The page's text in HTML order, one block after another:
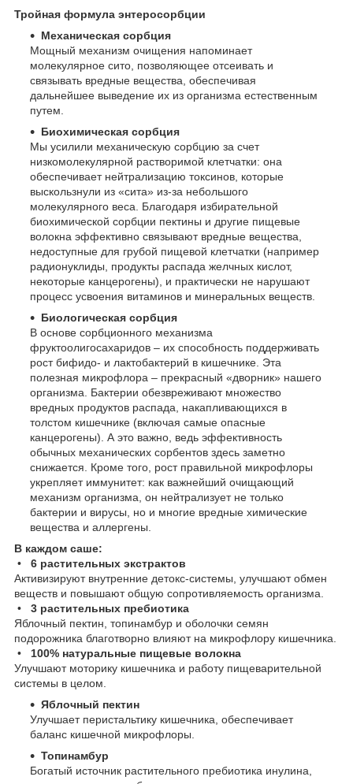
Тройная формула энтеросорбции
Механическая сорбция
Мощный механизм очищения напоминает
молекулярное сито, позволяющее отсеивать и
связывать вредные вещества, обеспечивая
дальнейшее выведение их из организма естественным
путем.
Биохимическая сорбция
Мы усилили механическую сорбцию за счет
низкомолекулярной растворимой клетчатки: она
обеспечивает нейтрализацию токсинов, которые
выскользнули из «сита» из-за небольшого
молекулярного веса. Благодаря избирательной
биохимической сорбции пектины и другие пищевые
волокна эффективно связывают вредные вещества,
недоступные для грубой пищевой клетчатки (например
радионуклиды, продукты распада желчных кислот,
некоторые канцерогены), и практически не нарушают
процесс усвоения витаминов и минеральных веществ.
Биологическая сорбция
В основе сорбционного механизма
фруктоолигосахаридов – их способность поддерживать
рост бифидо- и лактобактерий в кишечнике. Эта
полезная микрофлора – прекрасный «дворник» нашего
организма. Бактерии обезвреживают множество
вредных продуктов распада, накапливающихся в
толстом кишечнике (включая самые опасные
канцерогены). А это важно, ведь эффективность
обычных механических сорбентов здесь заметно
снижается. Кроме того, рост правильной микрофлоры
укрепляет иммунитет: как важнейший очищающий
механизм организма, он нейтрализует не только
бактерии и вирусы, но и многие вредные химические
вещества и аллергены.
В каждом саше:
• 6 растительных экстрактов
Активизируют внутренние детокс-системы, улучшают обмен
веществ и повышают общую сопротивляемость организма.
• 3 растительных пребиотика
Яблочный пектин, топинамбур и оболочки семян
подорожника благотворно влияют на микрофлору кишечника.
• 100% натуральные пищевые волокна
Улучшают моторику кишечника и работу пищеварительной
системы в целом.
Яблочный пектин
Улучшает перистальтику кишечника, обеспечивает
баланс кишечной микрофлоры.
Топинамбур
Богатый источник растительного пребиотика инулина,